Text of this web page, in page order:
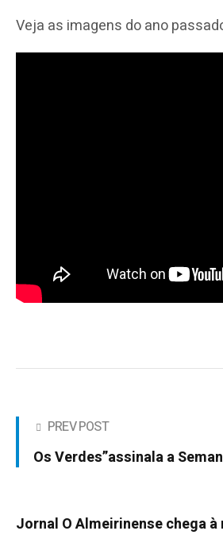
Veja as imagens do ano
PREV POST
Os Verdes”assinala a
Jornal O Almeirinense chega